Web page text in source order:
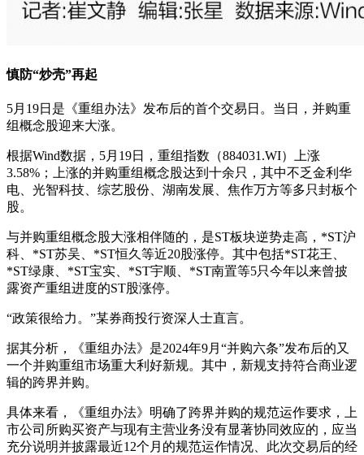
慎防“炒壳”再起
5月19日是《重组办法》发布后的首个交易日。当日，并购重
组概念股迎来大涨。
根据Wind数据，5月19日，重组指数（884031.WI）上涨
3.58%；上涨的并购重组概念股达到十余只，其中不乏金利华
电、光智科技、综艺股份、湖南发展、焦作万方等多只封板个
股。
与并购重组概念股大涨相伴随的，是ST板块逆势走高，*ST沪
科、*ST苏吴、*ST恒久等近20股涨停。其中包括*ST花王、
*ST绿康、*ST宝实、*ST宇顺、*ST南置等5只今年以来曾披
露资产重组进度的ST股涨停。
“政策很给力。”某券商投行资深人士直言。
据其分析，《重组办法》是2024年9月“并购六条”发布后的又
一个并购重组市场重大利好新规。其中，新规支持符合商业逻
辑的跨界并购。
具体来看，《重组办法》明确了跨界并购的规范运作要求，上
市公司所购买资产与现有主营业务没有显著协同效应的，应当
充分说明并披露最近12个月的规范运作情况、此次交易后的经